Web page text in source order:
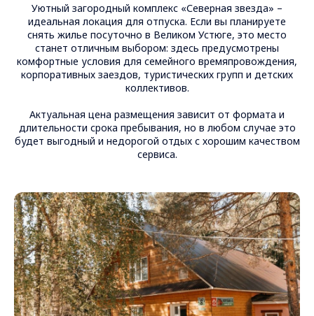
Уютный загородный комплекс «Северная звезда» –
идеальная локация для отпуска. Если вы планируете
снять жилье посуточно в Великом Устюге, это место
станет отличным выбором: здесь предусмотрены
комфортные условия для семейного времяпровождения,
корпоративных заездов, туристических групп и детских
коллективов.
Актуальная цена размещения зависит от формата и
длительности срока пребывания, но в любом случае это
будет выгодный и недорогой отдых с хорошим качеством
сервиса.